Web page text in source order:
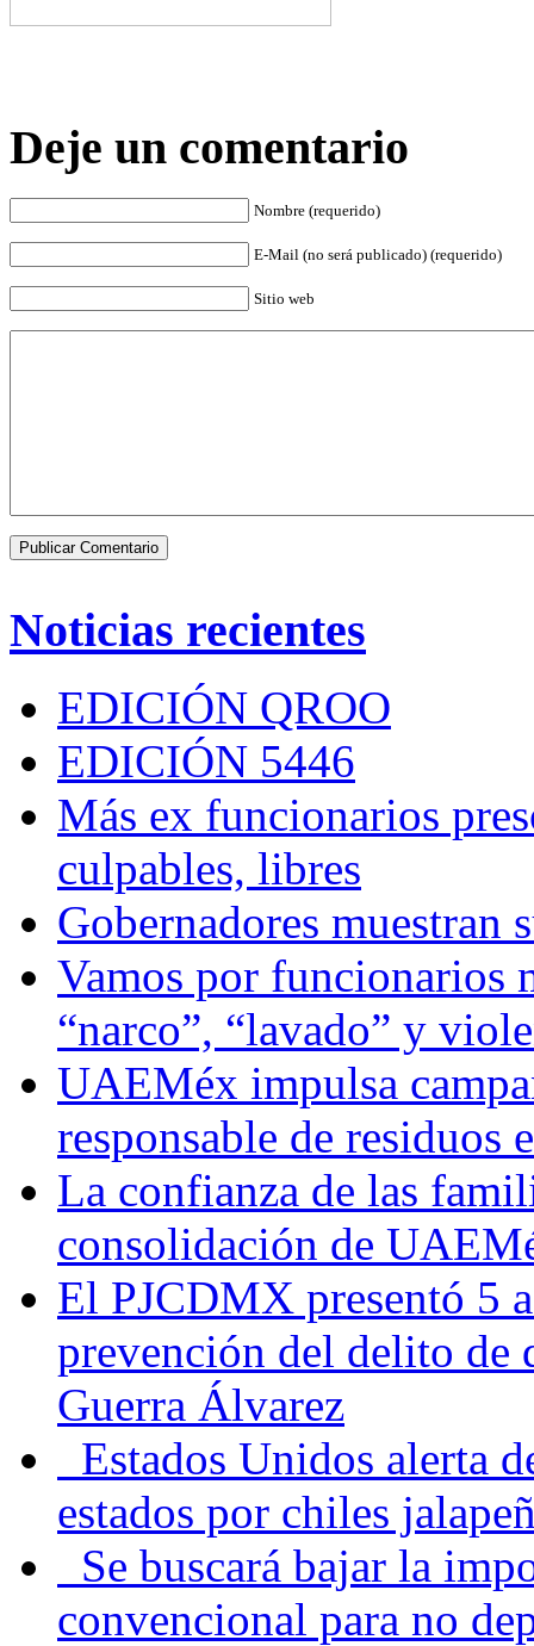
Deje un comentario
Nombre (requerido)
E-Mail (no será publicado) (requerido)
Sitio web
Noticias recientes
EDICIÓN QROO
EDICIÓN 5446
Más ex funcionarios
culpables, libres
Gobernadores muestran
Vamos por funcionarios
“narco”, “lavado” y
UAEMéx impulsa
responsable de residuos
La confianza de las
consolidación de
El PJCDMX presentó 5
prevención del delito de
Guerra Álvarez
Estados Unidos alerta
estados por chiles
Se buscará bajar la
convencional para no